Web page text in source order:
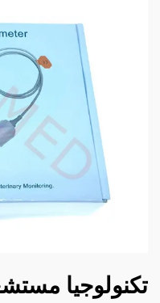
تكنولوجيا